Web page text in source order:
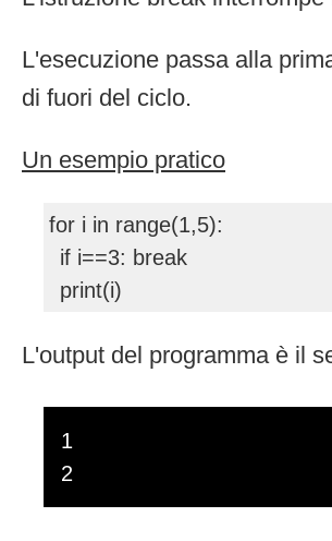
L'esecuzione passa alla
di fuori del ciclo.
Un esempio pratico
for i in range(1,5):
if i==3: break
print(i)
L'output del programma è il
1
2